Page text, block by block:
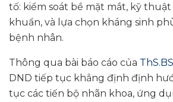
tố: kiểm soát bề mặt mắt, kỹ
khuẩn, và lựa chọn kháng sinh
bệnh nhân.
Thông qua bài báo cáo của
DND tiếp tục khẳng định định
tục các tiến bộ nhãn khoa, ứng